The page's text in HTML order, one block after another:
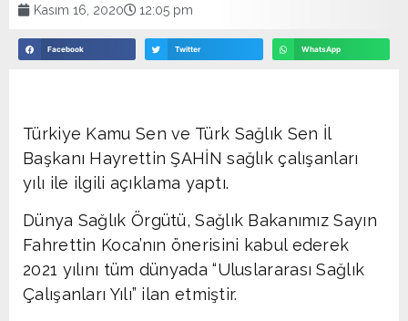
Kasım 16, 2020 12:05 pm
Facebook Twitter WhatsApp
Türkiye Kamu Sen ve Türk Sağlık Sen İl
Başkanı Hayrettin ŞAHİN sağlık çalışanları
yılı ile ilgili açıklama yaptı.
Dünya Sağlık Örgütü, Sağlık Bakanımız Sayın
Fahrettin Koca’nın önerisini kabul ederek
2021 yılını tüm dünyada “Uluslararası Sağlık
Çalışanları Yılı” ilan etmiştir.